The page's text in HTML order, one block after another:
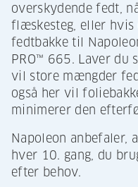
overskydende fedt,
flæskesteg, eller
fedtbakke til
PRO™ 665. Laver
vil store mængder
også her vil
minimerer den
Napoleon anbefaler,
hver 10. gang, du
efter behov.